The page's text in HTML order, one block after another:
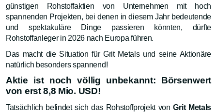
günstigen Rohstoffaktien von Unternehmen mit hoch
spannenden Projekten, bei denen in diesem Jahr bedeutende
und spektakuläre Dinge passieren könnten, dürfte
Rohstoffanleger in 2026 nach Europa führen.
Das macht die Situation für Grit Metals und seine Aktionäre
natürlich besonders spannend!
Aktie ist noch völlig unbekannt: Börsenwert
von erst 8,8 Mio. USD!
Tatsächlich befindet sich das Rohstoffprojekt vonGrit Metals